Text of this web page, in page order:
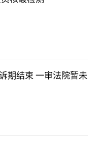
期结束 一审法院暂未